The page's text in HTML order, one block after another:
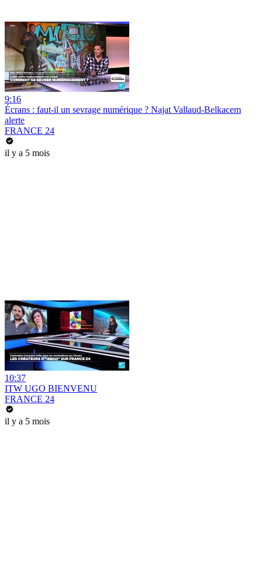
9:16
Écrans : faut-il un sevrage numérique ? Najat Vallaud-Belkacem
alerte
FRANCE 24
il y a 5 mois
10:37
ITW UGO BIENVENU
FRANCE 24
il y a 5 mois